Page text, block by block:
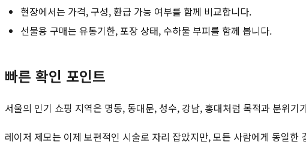
현장에서는 가격, 구성, 환급 가능 여부를 함께 비교합니다.
선물용 구매는 유통기한, 포장 상태, 수하물 부피를 함께 봅니다.
빠른 확인 포인트
서울의 인기 쇼핑 지역은 명동, 동대문, 성수, 강남, 홍대처럼 목적과 분위
레이저 제모는 이제 보편적인 시술로 자리 잡았지만, 모든 사람에게 동일